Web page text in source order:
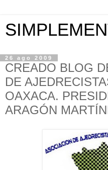
26 ago 2009
CREADO BLOG
DE
OAXACA.
ARAGÓN